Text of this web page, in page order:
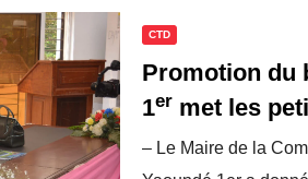
CTD
Promotion du
1ermet les
grands
– Le Maire de la